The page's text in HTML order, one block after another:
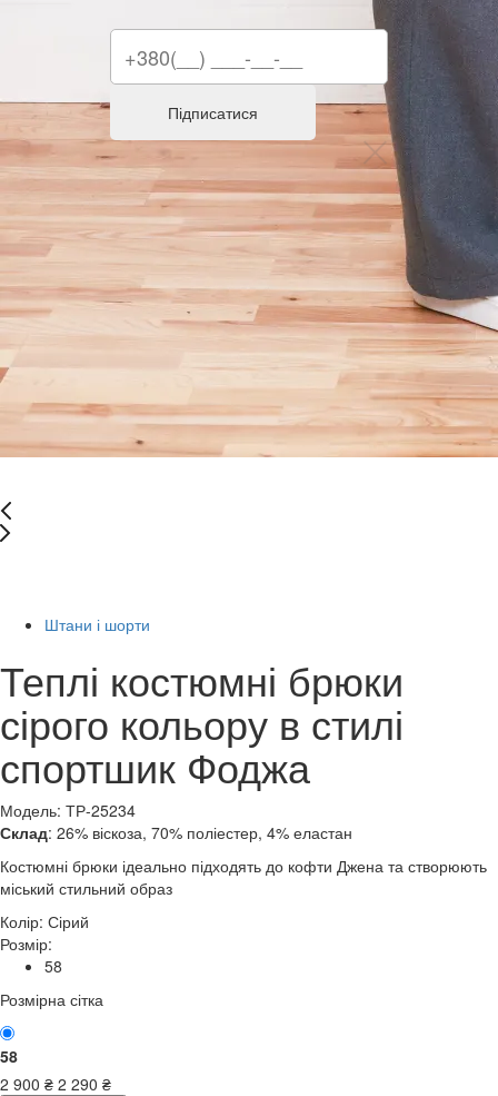
Штани і шорти
Теплі костюмні брюки
сірого кольору в стилі
спортшик Фоджа
Модель: ТР-25234
Склад: 26% віскоза, 70% поліестер, 4% еластан
Костюмні брюки ідеально підходять до кофти Джена та створюють
міський стильний образ
Колір: Сірий
Розмір:
58
Розмірна сітка
58
2 900 ₴ 2 290 ₴
Підписатися